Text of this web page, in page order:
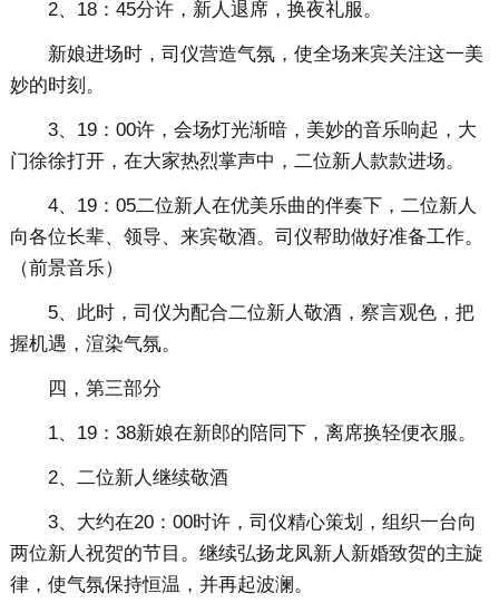
2、18：45分许，新人退席，换夜礼服。
新娘进场时，司仪营造气氛，使全场来宾关注这一美
妙的时刻。
3、19：00许，会场灯光渐暗，美妙的音乐响起，大
门徐徐打开，在大家热烈掌声中，二位新人款款进场。
4、19：05二位新人在优美乐曲的伴奏下，二位新人
向各位长辈、领导、来宾敬酒。司仪帮助做好准备工作。
（前景音乐）
5、此时，司仪为配合二位新人敬酒，察言观色，把
握机遇，渲染气氛。
四，第三部分
1、19：38新娘在新郎的陪同下，离席换轻便衣服。
2、二位新人继续敬酒
3、大约在20：00时许，司仪精心策划，组织一台向
两位新人祝贺的节目。继续弘扬龙凤新人新婚致贺的主旋
律，使气氛保持恒温，并再起波澜。